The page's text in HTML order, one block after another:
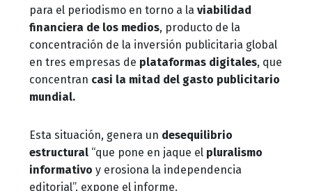
para el periodismo en torno a la viabilidad
financiera de los medios, producto de la
concentración de la inversión publicitaria global
en tres empresas de plataformas digitales, que
concentran casi la mitad del gasto publicitario
mundial.
Esta situación, genera un desequilibrio
estructural “que pone en jaque el pluralismo
informativo y erosiona la independencia
editorial”, expone el informe.